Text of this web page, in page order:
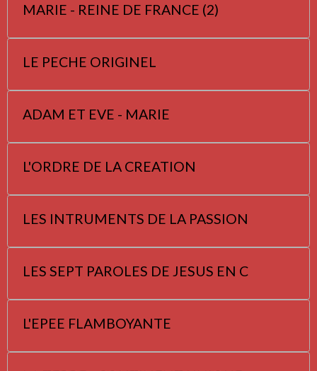
MARIE - REINE DE FRANCE (2)
LE PECHE ORIGINEL
ADAM ET EVE - MARIE
L'ORDRE DE LA CREATION
LES INTRUMENTS DE LA PASSION
LES SEPT PAROLES DE JESUS EN C
L'EPEE FLAMBOYANTE